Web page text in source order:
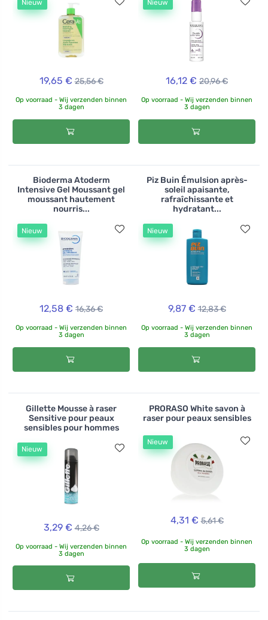
Nieuw
19,65 € 25,56 €
Op voorraad - Wij verzenden binnen
3 dagen
Nieuw
16,12 € 20,96 €
Op voorraad - Wij verzenden binnen
3 dagen
Bioderma Atoderm
Intensive Gel Moussant gel
moussant hautement
nourris...
Nieuw
12,58 € 16,36 €
Op voorraad - Wij verzenden binnen
3 dagen
Piz Buin Émulsion après-
soleil apaisante,
rafraîchissante et
hydratant...
Nieuw
9,87 € 12,83 €
Op voorraad - Wij verzenden binnen
3 dagen
Gillette Mousse à raser
Sensitive pour peaux
sensibles pour hommes
Nieuw
3,29 € 4,26 €
Op voorraad - Wij verzenden binnen
3 dagen
PRORASO White savon à
raser pour peaux sensibles
Nieuw
4,31 € 5,61 €
Op voorraad - Wij verzenden binnen
3 dagen